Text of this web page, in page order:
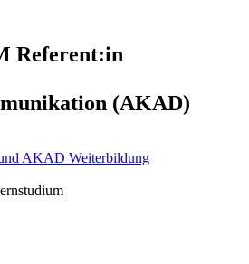
Referent:in
(AKAD)
AKAD Weiterbildung